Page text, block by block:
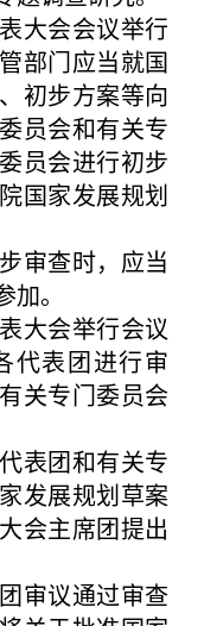
大会会议举行
部门应当就国
初步方案等向
员会和有关专
员会进行初步
国家发展规划
审查时，应当
。
大会举行会议
代表团进行审
关专门委员会
表团和有关专
发展规划草案
会主席团提出
审议通过审查